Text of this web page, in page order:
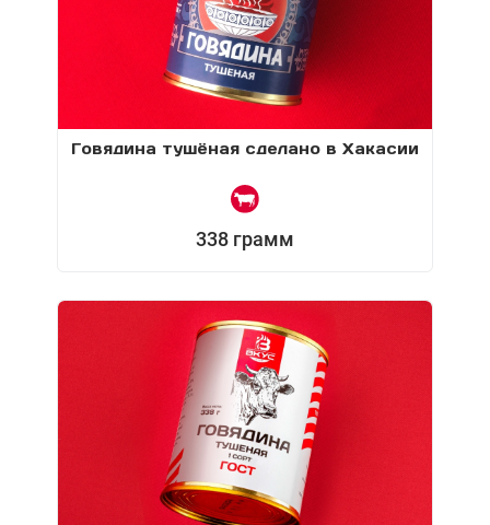
Говядина тушёная сделано в Хакасии
338 грамм